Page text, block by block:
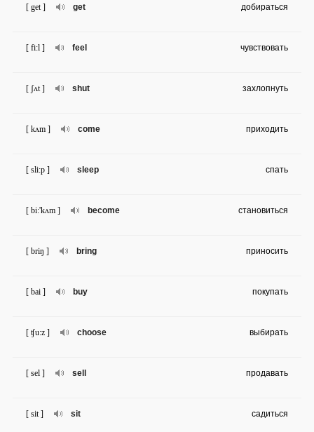
get
[ get ] добираться
feel
[ fi:l ] чувствовать
shut
[ ʃʌt ] захлопнуть
come
[ kʌm ] приходить
sleep
[ sli:p ] спать
become
[ bi:'kʌm ] становиться
bring
[ briŋ ] приносить
buy
[ bai ] покупать
choose
[ ʧu:z ] выбирать
sell
[ sel ] продавать
sit
[ sit ] садиться